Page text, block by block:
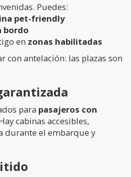
Puedes:
pet-friendly
bordo
en zonas habilitadas
con antelación: las plazas son
para pasajeros con
cabinas accesibles,
durante el embarque y